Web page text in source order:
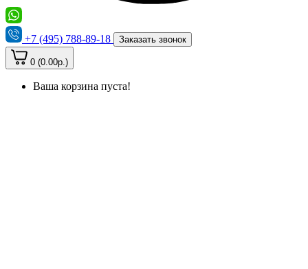
+7 (495) 788-89-18 Заказать звонок
0 (0.00р.)
Ваша корзина пуста!